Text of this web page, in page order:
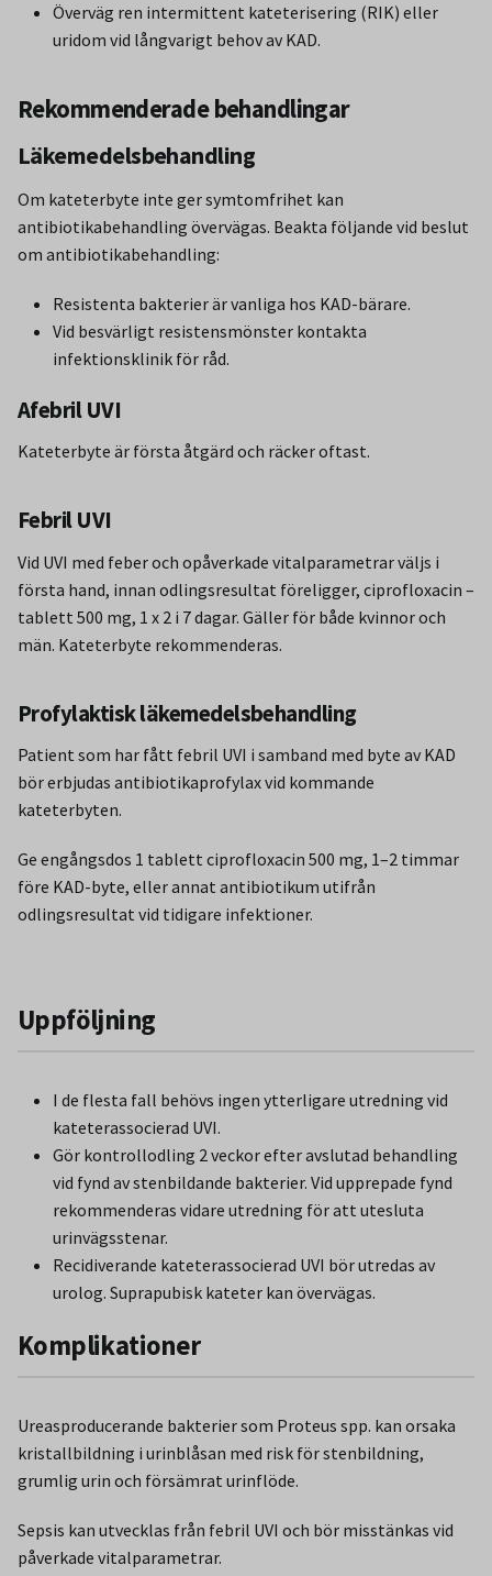
Överväg ren intermittent kateterisering (RIK) eller
uridom vid långvarigt behov av KAD.
Rekommenderade behandlingar
Läkemedelsbehandling
Om kateterbyte inte ger symtomfrihet kan
antibiotikabehandling övervägas. Beakta följande vid beslut
om antibiotikabehandling:
Resistenta bakterier är vanliga hos KAD-bärare.
Vid besvärligt resistensmönster kontakta
infektionsklinik för råd.
Afebril UVI
Kateterbyte är första åtgärd och räcker oftast.
Febril UVI
Vid UVI med feber och opåverkade vitalparametrar väljs i
första hand, innan odlingsresultat föreligger, ciprofloxacin –
tablett 500 mg, 1 x 2 i 7 dagar. Gäller för både kvinnor och
män. Kateterbyte rekommenderas.
Profylaktisk läkemedelsbehandling
Patient som har fått febril UVI i samband med byte av KAD
bör erbjudas antibiotikaprofylax vid kommande
kateterbyten.
Ge engångsdos 1 tablett ciprofloxacin 500 mg, 1–2 timmar
före KAD-byte, eller annat antibiotikum utifrån
odlingsresultat vid tidigare infektioner.
Uppföljning
I de flesta fall behövs ingen ytterligare utredning vid
kateterassocierad UVI.
Gör kontrollodling 2 veckor efter avslutad behandling
vid fynd av stenbildande bakterier. Vid upprepade fynd
rekommenderas vidare utredning för att utesluta
urinvägsstenar.
Recidiverande kateterassocierad UVI bör utredas av
urolog. Suprapubisk kateter kan övervägas.
Komplikationer
Ureasproducerande bakterier som Proteus spp. kan orsaka
kristallbildning i urinblåsan med risk för stenbildning,
grumlig urin och försämrat urinflöde.
Sepsis kan utvecklas från febril UVI och bör misstänkas vid
påverkade vitalparametrar.